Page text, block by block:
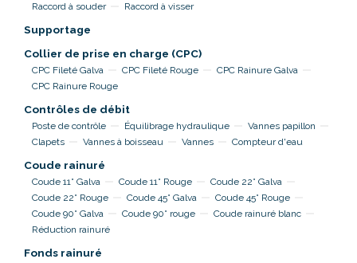
Raccord à souder
Raccord à visser
Supportage
Collier de prise en charge (CPC)
CPC Fileté Galva CPC Fileté Rouge
CPC Rainure Galva
CPC Rainure Rouge
Contrôles de débit
Poste de contrôle Équilibrage hydraulique
Vannes papillon
Clapets
Vannes à boisseau Vannes Compteur d'eau
Coude rainuré
Coude 11° Galva Coude 11° Rouge
Coude 22° Galva
Coude 22° Rouge
Coude 45° Galva
Coude 45° Rouge
Coude 90° Galva
Coude 90° rouge
Coude rainuré blanc
Réduction rainuré
Fonds rainuré